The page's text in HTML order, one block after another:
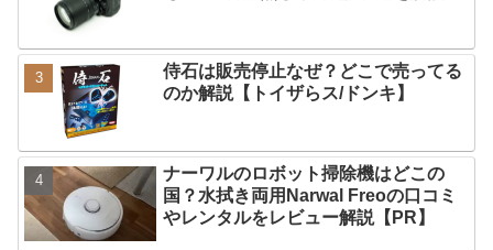
侍石は販売停止なぜ？どこで売ってる
のか解説【トイザらス/ドンキ】
ナーワルのロボット掃除機はどこの
国？水拭き両用Narwal Freoの口コミ
やレンタルをレビュー解説【PR】